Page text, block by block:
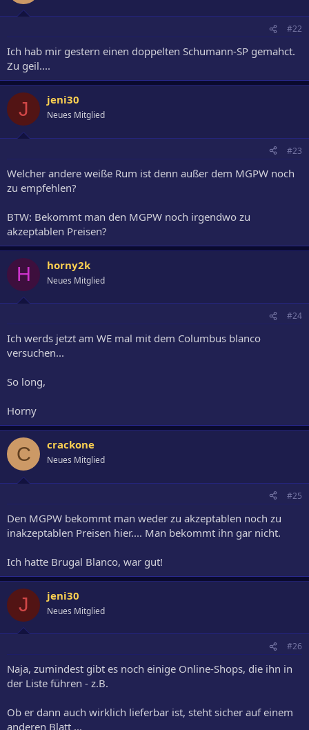
#22
Ich hab mir gestern einen doppelten Schumann-SP gemahct.
Zu geil....
J jeni30
Neues Mitglied
#23
Welcher andere weiße Rum ist denn außer dem MGPW noch
zu empfehlen?
BTW: Bekommt man den MGPW noch irgendwo zu
akzeptablen Preisen?
H horny2k
Neues Mitglied
#24
Ich werds jetzt am WE mal mit dem Columbus blanco
versuchen...
So long,
Horny
C crackone
Neues Mitglied
#25
Den MGPW bekommt man weder zu akzeptablen noch zu
inakzeptablen Preisen hier.... Man bekommt ihn gar nicht.
Ich hatte Brugal Blanco, war gut!
J jeni30
Neues Mitglied
#26
Naja, zumindest gibt es noch einige Online-Shops, die ihn in
der Liste führen - z.B.
Ob er dann auch wirklich lieferbar ist, steht sicher auf einem
anderen Blatt ...